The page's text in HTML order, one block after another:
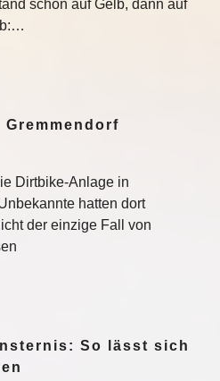
schon auf Gelb, dann auf
Dirtbike-Anlage in
hatten dort
der einzige Fall von
So lässt sich